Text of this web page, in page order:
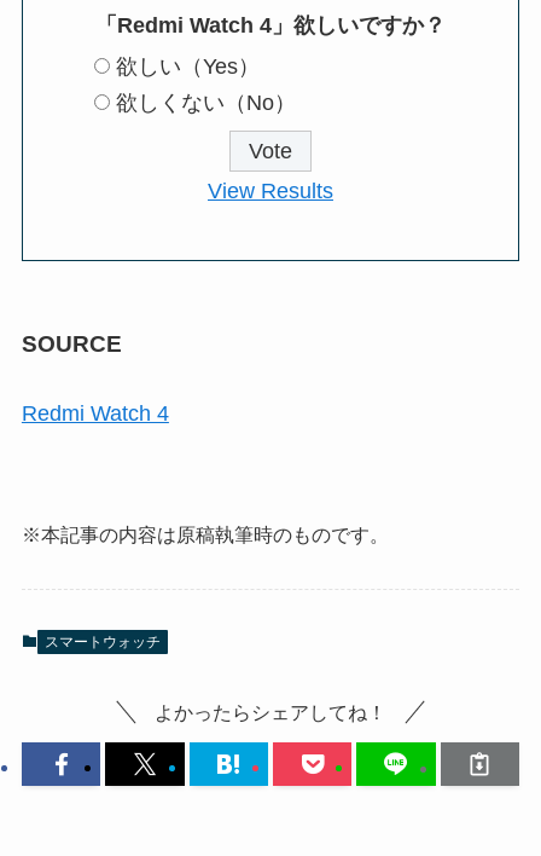
「Redmi Watch 4」欲しいですか？
欲しい（Yes）
欲しくない（No）
View Results
SOURCE
Redmi Watch 4
※本記事の内容は原稿執筆時のものです。
スマートウォッチ
よかったらシェアしてね！